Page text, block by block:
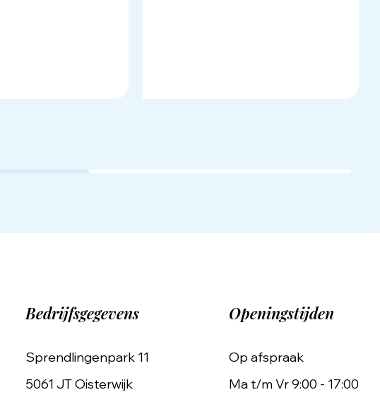
Bedrijfsgegevens
Sprendlingenpark 11
5061 JT Oisterwijk
Openingstijden
Op afspraak
Ma t/m Vr 9:00 - 17:00